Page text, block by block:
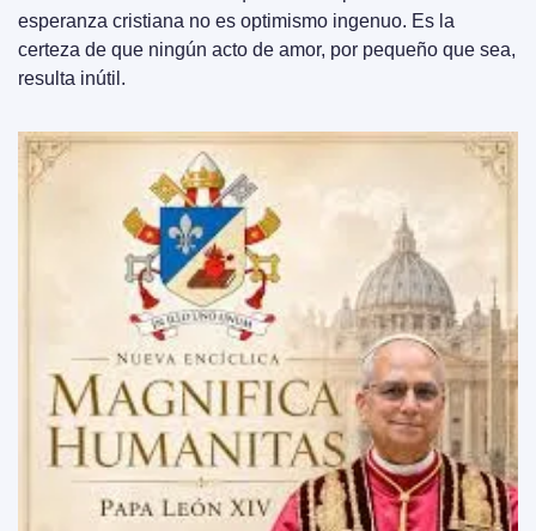
esperanza cristiana no es optimismo ingenuo. Es la
certeza de que ningún acto de amor, por pequeño que sea,
resulta inútil.